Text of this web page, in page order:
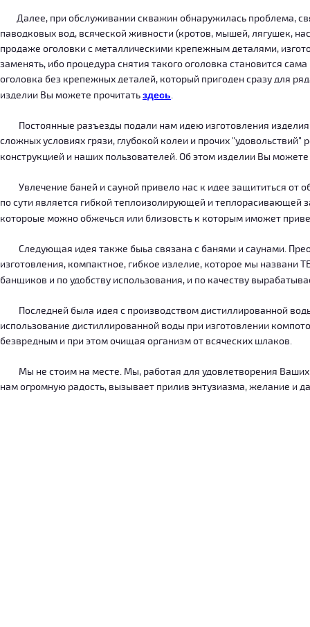
Далее, при обслуживании скважин обнаружилась проблема,
паводковых вод, всяческой живности (кротов, мышей, лягушек,
продаже оголовки с металлическими крепежным деталями,
заменять, ибо процедура снятия такого оголовка становится
оголовка без крепежных деталей, который пригоден сразу для
изделии Вы можете прочитатьздесь.
Постоянные разъезды подали нам идею изготовления
сложных условиях грязи, глубокой колеи и прочих
конструкцией и наших пользователей. Об этом изделии Вы
Увлечение баней и сауной привело нас к идее защититься от
по сути является гибкой теплоизолирующей и теплорасивающей
котороые можно обжечься или близовсть к которым иможет
Следующая идея также быьа связана с банями и саунами.
изготовления, компактное, гибкое излелие, которое мы
банщиков и по удобству использования, и по качеству
Последней была идея с производством дистиллированной
использование дистиллированной воды при изготовлении
безвредным и при этом очищая организм от всяческих шлаков.
Мы не стоим на месте. Мы, работая для удовлетворения Ваших
нам огромную радость, вызывает прилив энтузиазма, желание и